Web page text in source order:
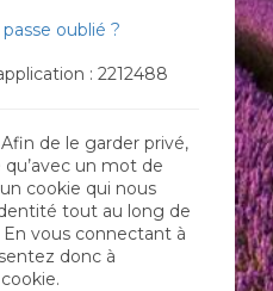
oublié ?
: 2212488
de le garder privé,
qu’avec un mot de
cookie qui nous
tout au long de
vous connectant à
donc à